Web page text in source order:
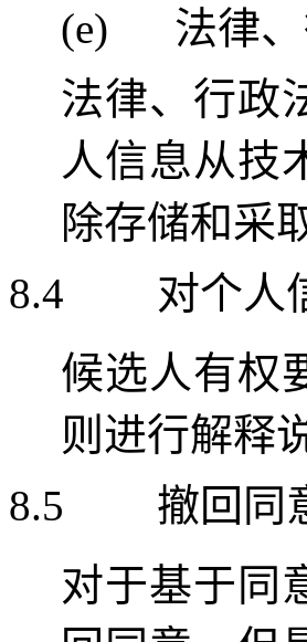
(e)
法律
法律、行政
人信息从技
除存储和采
8.4
对个人
候选人有权
则进行解释
8.5
撤回同
对于基于同